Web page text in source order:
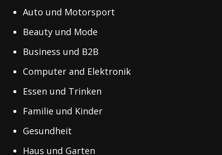
Auto und Motorsport
Beauty und Mode
Business und B2B
Computer and Elektronik
Essen und Trinken
Familie und Kinder
Gesundheit
Haus und Garten